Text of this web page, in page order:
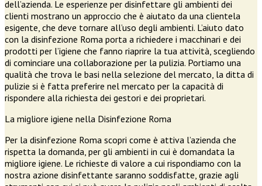
dell’azienda. Le esperienze per disinfettare gli ambienti dei
clienti mostrano un approccio che è aiutato da una clientela
esigente, che deve tornare all’uso degli ambienti. L’aiuto dato
con la disinfezione Roma porta a richiedere i macchinari e dei
prodotti per l’igiene che fanno riaprire la tua attività, scegliendo
di cominciare una collaborazione per la pulizia. Portiamo una
qualità che trova le basi nella selezione del mercato, la ditta di
pulizie si è fatta preferire nel mercato per la capacità di
rispondere alla richiesta dei gestori e dei proprietari.
La migliore igiene nella Disinfezione Roma
Per la disinfezione Roma scopri come è attiva l’azienda che
rispetta la domanda, per gli ambienti in cui è domandata la
migliore igiene. Le richieste di valore a cui rispondiamo con la
nostra azione disinfettante saranno soddisfatte, grazie agli